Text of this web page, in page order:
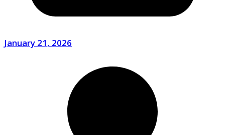
January 21, 2026